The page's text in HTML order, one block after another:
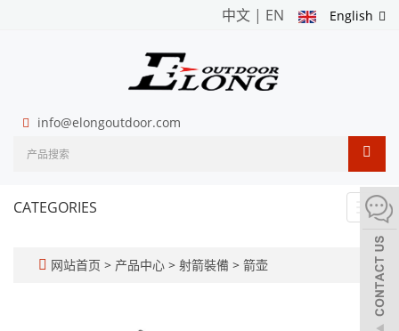
English
中文 | EN
info@elongoutdoor.com
CATEGORIES
网站首页 > 产品中心 > 射箭裝備 > 箭壶